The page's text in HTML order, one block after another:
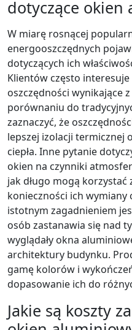
dotyczące okien
W miarę rosnącej
energooszczędnych
dotyczących ich
Klientów często
oszczędności wynikające
porównaniu do
zaznaczyć, że
lepszej izolacji termicznej
ciepła. Inne pytanie
okien na czynniki
jak długo mogą
konieczności ich wymiany
istotnym zagadnieniem
osób zastanawia się nad
wyglądały okna
architektury budynku.
gamę kolorów i
dopasowanie ich do
Jakie są koszty